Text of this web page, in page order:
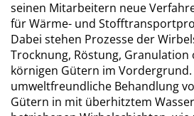
seinen Mitarbeitern neue
für Wärme- und
Dabei stehen Prozesse der
Trocknung, Röstung, Granulation
körnigen Gütern im Vordergrund.
umweltfreundliche Behandlung
Gütern in mit überhitztem